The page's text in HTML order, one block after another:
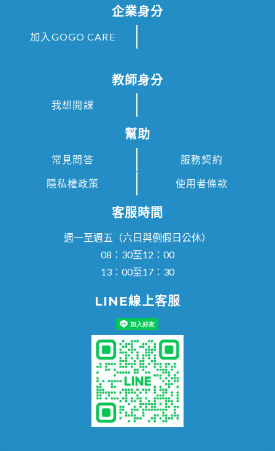
企業身分
加入GOGO CARE
教師身分
我想開課
幫助
常見問答 服務契約
隱私權政策 使用者條款
客服時間
週一至週五（六日與例假日公休）
08：30至12：00
13：00至17：30
LINE線上客服